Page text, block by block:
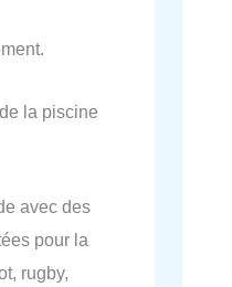
la piscine
avec des
pour la
rugby,